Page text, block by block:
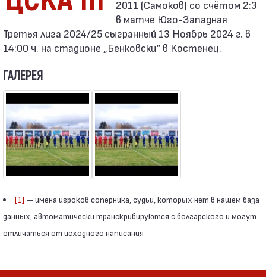
2011 (Самоков) со счётом 2:3
в матче Юго-Западная
Третья лига 2024/25 сыгранный 13 Ноябрь 2024 г. в
14:00 ч. на стадионе „Бенковски“ в Костенец.
ГАЛЕРЕЯ
[1] — имена игроков соперника, судьи, которых нет в нашем база
данных, автоматически транскрибируются с болгарского и могут
отличаться от исходного написания